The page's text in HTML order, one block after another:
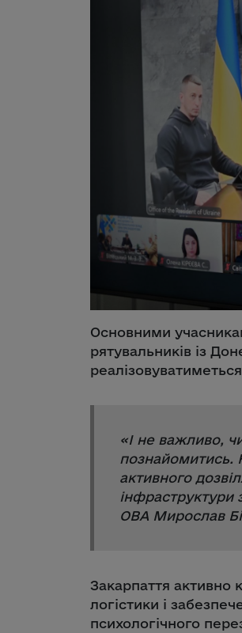
Основними
рятувальників із
«І не важливо,
познайомитись.
активного
інфраструктури
ОВА Мирослав
Закарпаття активно
логістики і
психологічного